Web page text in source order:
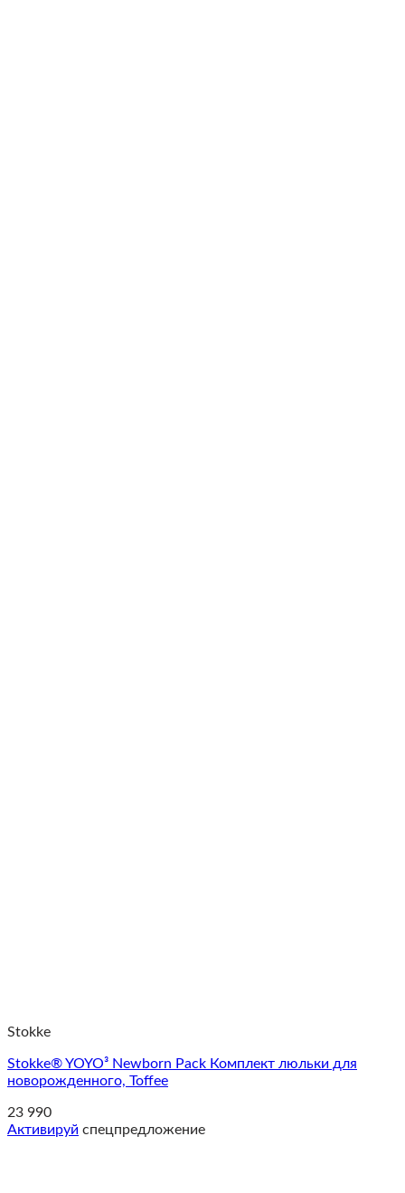
Stokke
Stokke® YOYO³ Newborn Pack Комплект люльки для
новорожденного, Toffee
23 990
Активируй спецпредложение